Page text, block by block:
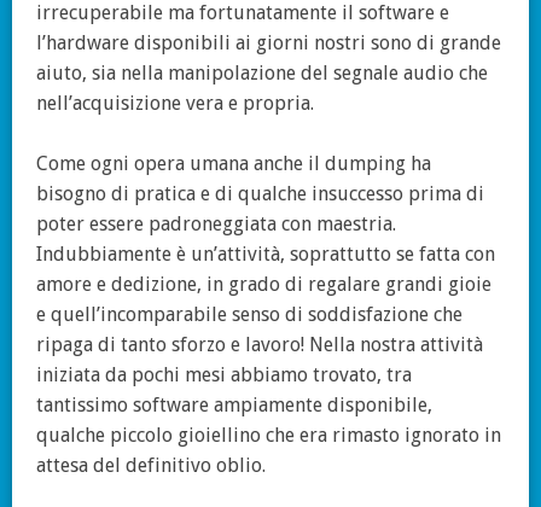
irrecuperabile ma fortunatamente il software e
l’hardware disponibili ai giorni nostri sono di grande
aiuto, sia nella manipolazione del segnale audio che
nell’acquisizione vera e propria.
Come ogni opera umana anche il dumping ha
bisogno di pratica e di qualche insuccesso prima di
poter essere padroneggiata con maestria.
Indubbiamente è un’attività, soprattutto se fatta con
amore e dedizione, in grado di regalare grandi gioie
e quell’incomparabile senso di soddisfazione che
ripaga di tanto sforzo e lavoro! Nella nostra attività
iniziata da pochi mesi abbiamo trovato, tra
tantissimo software ampiamente disponibile,
qualche piccolo gioiellino che era rimasto ignorato in
attesa del definitivo oblio.